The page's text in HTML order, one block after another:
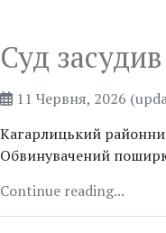
Суд
11 Червня, 2026
Кагарлицький
Обвинувачений
Continue reading...